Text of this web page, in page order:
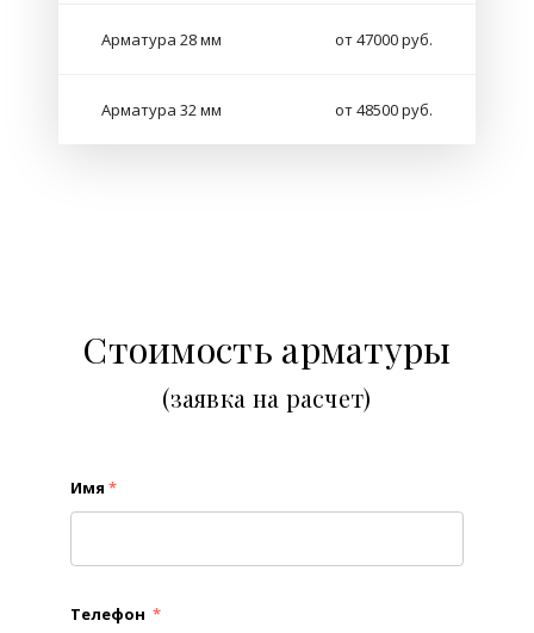
Арматура 28 мм от 47000 руб.
Арматура 32 мм от 48500 руб.
Стоимость арматуры
(заявка на расчет)
Имя *
Телефон *